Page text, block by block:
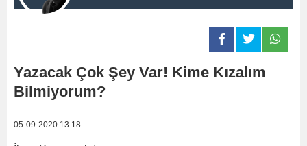
Yazacak Çok Şey Var! Kime Kızalım
Bilmiyorum?
05-09-2020 13:18